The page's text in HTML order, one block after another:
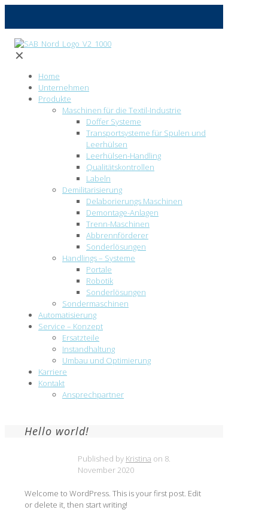
✕
Home
Unternehmen
Produkte
Maschinen für die Textil-Industrie
Doffer Systeme
Transportsysteme für Spulen und
Leerhülsen
Leerhülsen-Handling
Qualitätskontrollen
Labeln
Demilitarisierung
Delaborierungs Maschinen
Demontage-Anlagen
Trenn-Maschinen
Abbrennförderer
Sonderlösungen
Handlings – Systeme
Portale
Robotik
Sonderlösungen
Sondermaschinen
Automatisierung
Service – Konzept
Ersatzteile
Instandhaltung
Umbau und Optimierung
Karriere
Kontakt
Ansprechpartner
Hello world!
Published by Kristina on 8.
November 2020
Welcome to WordPress. This is your first post. Edit
or delete it, then start writing!